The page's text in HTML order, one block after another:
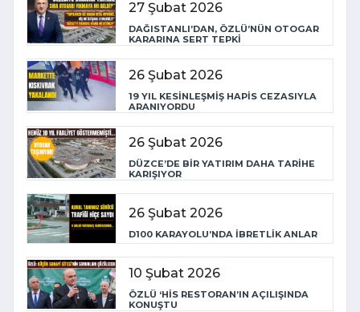
27 Şubat 2026
DAĞISTANLI’DAN, ÖZLÜ’NÜN OTOGAR
KARARINA SERT TEPKİ
26 Şubat 2026
19 YIL KESİNLEŞMİŞ HAPİS CEZASIYLA
ARANIYORDU
26 Şubat 2026
DÜZCE’DE BİR YATIRIM DAHA TARİHE
KARIŞIYOR
26 Şubat 2026
D100 KARAYOLU’NDA İBRETLİK ANLAR
10 Şubat 2026
ÖZLÜ ‘HİS RESTORAN’IN AÇILIŞINDA
KONUŞTU